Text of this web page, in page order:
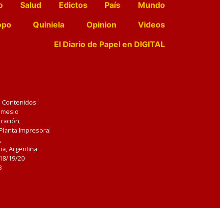
Salud Edictos País
Mundo
Quiniela Opinion
Videos
El Diario de Papel en DIGITAL
Impresora:
Argentina.
19/20